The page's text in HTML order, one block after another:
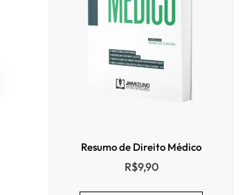
Resumo de Direito Médico
R$9,90